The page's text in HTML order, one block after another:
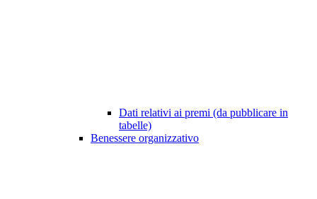
Dati relativi ai premi (da pubblicare in
tabelle)
Benessere organizzativo